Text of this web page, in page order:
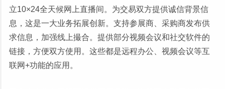
立10×24全天候网上直播间。为交易双方提供诚信背景信
息，这是一大业务拓展创新。支持参展商、采购商发布供
求信息，加强线上撮合。提供部分视频会议和社交软件的
链接，方便双方使用。这些都是远程办公、视频会议等互
联网+功能的应用。